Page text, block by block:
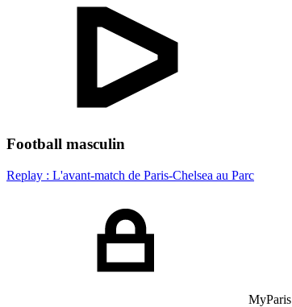
Football masculin
Replay : L'avant-match de Paris-Chelsea au Parc
MyParis